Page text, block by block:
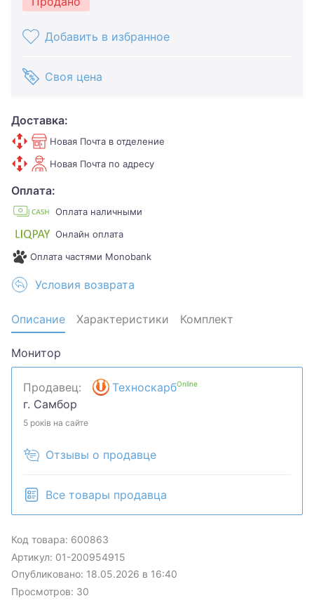
Добавить в избранное
Своя цена
Доставка:
Новая Почта в отделение
Новая Почта по адресу
Оплата:
Оплата наличными
Онлайн оплата
Оплата частями Monobank
Условия возврата
Описание Характеристики Комплект
Монитор
Продавец: ТехноскарбOnline
г. Самбор
5 років на сайте
Отзывы о продавце
Все товары продавца
Код товара: 600863
Артикул: 01-200954915
Опубликовано: 18.05.2026 в 16:40
Просмотров: 30